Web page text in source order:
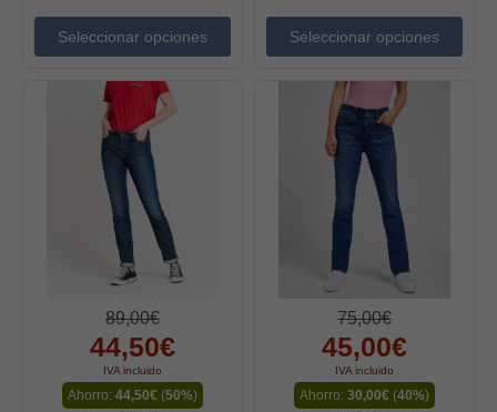
Bufandas y pañuelos
Calcetines
Calzado
Gabardina invierno hombre
Gabardina verano hombre
Pana mujer
Ropa interior
Seleccionar opciones Seleccionar opciones
89,00€
44,50€
IVA incluido
Ahorro: 44,50€ (50%)
75,00€
45,00€
IVA incluido
Ahorro: 30,00€ (40%)